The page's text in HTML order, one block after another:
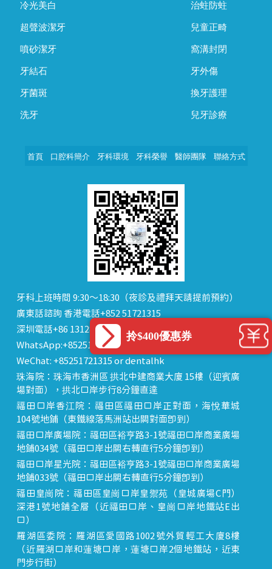
冷光美白
超聲波潔牙
噴砂潔牙
牙結石
牙菌斑
洗牙
治蛀防蛀
兒童正畸
窩溝封閉
牙外傷
換牙護理
兒牙診療
首頁 口腔科簡介 牙科環境 牙科榮譽 醫師團隊 聯絡方式
牙科上班時間 9:30～18:30（夜診及禮拜天請提前預約）
廣東話諮詢 香港電話+852 51721315
深圳電話+86 13128823079
WhatsApp:+85251721315
WeChat: +85251721315 or dentalhk
珠海院：珠海市香洲區 拱北中建商業大廈 15樓（迎賓廣
場對面），拱北口岸步行8分鐘直達
福田口岸香江院：福田區福田口岸正對面，海悅華城
104號地鋪（東鐵線落馬洲站出關對面即到）
福田口岸廣場院：福田區裕亨路3-1號福田口岸商業廣場
地鋪034號（福田口岸出關右轉直行5分鐘即到）
福田口岸星光院：福田區裕亨路3-1號福田口岸商業廣場
地鋪033號（福田口岸出關右轉直行5分鐘即到）
福田皇崗院：福田區皇崗口岸皇禦苑（皇城廣場C門）
深港1號地鋪全層（近福田口岸、皇崗口岸地鐵站E出
口）
羅湖區委院：羅湖區愛國路1002號外貿輕工大廈8樓
（近羅湖口岸和蓮塘口岸，蓮塘口岸2個地鐵站，近東
門步行街）
拎$400優惠券